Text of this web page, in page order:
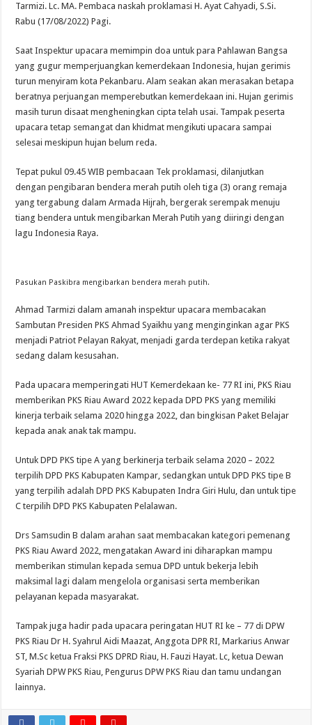
Tarmizi. Lc. MA. Pembaca naskah proklamasi H. Ayat Cahyadi, S.Si.
Rabu (17/08/2022) Pagi.
Saat Inspektur upacara memimpin doa untuk para Pahlawan Bangsa
yang gugur memperjuangkan kemerdekaan Indonesia, hujan gerimis
turun menyiram kota Pekanbaru. Alam seakan akan merasakan betapa
beratnya perjuangan memperebutkan kemerdekaan ini. Hujan gerimis
masih turun disaat mengheningkan cipta telah usai. Tampak peserta
upacara tetap semangat dan khidmat mengikuti upacara sampai
selesai meskipun hujan belum reda.
Tepat pukul 09.45 WIB pembacaan Tek proklamasi, dilanjutkan
dengan pengibaran bendera merah putih oleh tiga (3) orang remaja
yang tergabung dalam Armada Hijrah, bergerak serempak menuju
tiang bendera untuk mengibarkan Merah Putih yang diiringi dengan
lagu Indonesia Raya.
Pasukan Paskibra mengibarkan bendera merah putih.
Ahmad Tarmizi dalam amanah inspektur upacara membacakan
Sambutan Presiden PKS Ahmad Syaikhu yang menginginkan agar PKS
menjadi Patriot Pelayan Rakyat, menjadi garda terdepan ketika rakyat
sedang dalam kesusahan.
Pada upacara memperingati HUT Kemerdekaan ke- 77 RI ini, PKS Riau
memberikan PKS Riau Award 2022 kepada DPD PKS yang memiliki
kinerja terbaik selama 2020 hingga 2022, dan bingkisan Paket Belajar
kepada anak anak tak mampu.
Untuk DPD PKS tipe A yang berkinerja terbaik selama 2020 – 2022
terpilih DPD PKS Kabupaten Kampar, sedangkan untuk DPD PKS tipe B
yang terpilih adalah DPD PKS Kabupaten Indra Giri Hulu, dan untuk tipe
C terpilih DPD PKS Kabupaten Pelalawan.
Drs Samsudin B dalam arahan saat membacakan kategori pemenang
PKS Riau Award 2022, mengatakan Award ini diharapkan mampu
memberikan stimulan kepada semua DPD untuk bekerja lebih
maksimal lagi dalam mengelola organisasi serta memberikan
pelayanan kepada masyarakat.
Tampak juga hadir pada upacara peringatan HUT RI ke – 77 di DPW
PKS Riau Dr H. Syahrul Aidi Maazat, Anggota DPR RI, Markarius Anwar
ST, M.Sc ketua Fraksi PKS DPRD Riau, H. Fauzi Hayat. Lc, ketua Dewan
Syariah DPW PKS Riau, Pengurus DPW PKS Riau dan tamu undangan
lainnya.